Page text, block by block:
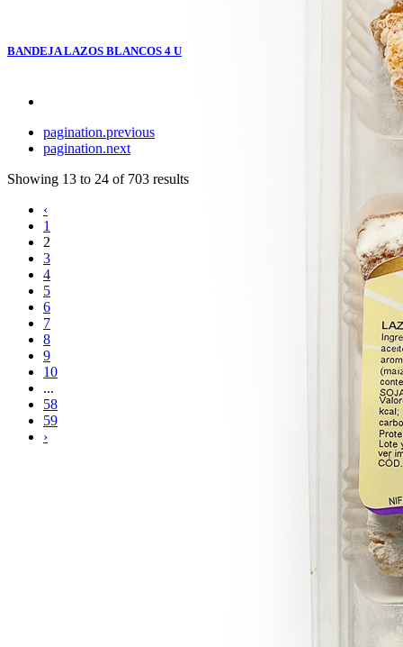
BANDEJA LAZOS BLANCOS 4 U
pagination.previous
pagination.next
Showing 13 to 24 of 703 results
‹
1
2
3
4
5
6
7
8
9
10
...
58
59
›